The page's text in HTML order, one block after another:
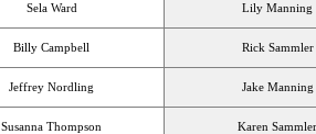
Sela Ward Lily Manning
Billy Campbell Rick Sammler
Jeffrey Nordling Jake Manning
Susanna Thompson Karen Sammler